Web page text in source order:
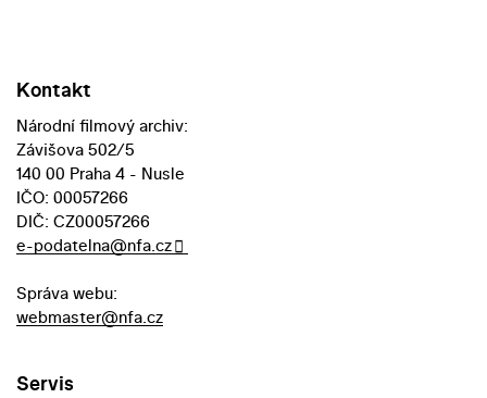
Kontakt
Národní filmový archiv:
Závišova 502/5
140 00 Praha 4 - Nusle
IČO: 00057266
DIČ: CZ00057266
e-podatelna@nfa.cz
Správa webu:
webmaster@nfa.cz
Servis